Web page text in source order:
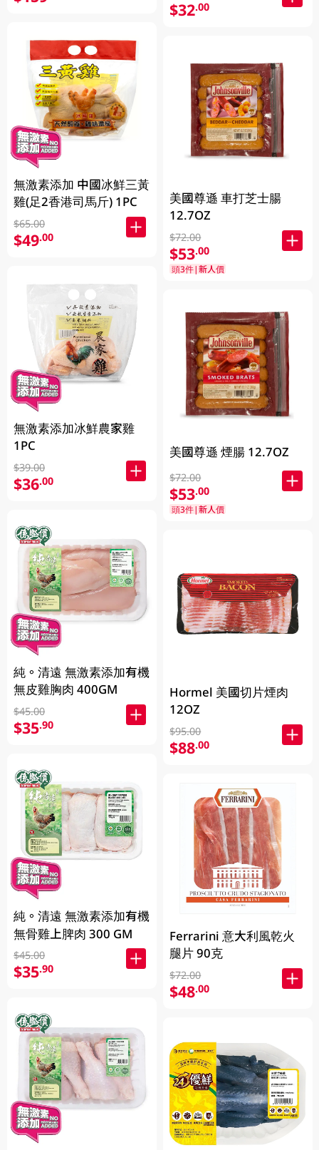
無激素添加 中國冰鮮三黃
雞(足2香港司馬斤) 1PC
$65.00
$49.00
無激素添加冰鮮農家雞
1PC
$39.00
$36.00
純。清遠 無激素添加有機
無皮雞胸肉 400GM
$45.00
$35.90
純。清遠 無激素添加有機
無骨雞上脾肉 300 GM
$45.00
$35.90
$32.00
美國尊遜 車打芝士腸
12.7OZ
$72.00
$53.00
頭3件|新人價
美國尊遜 煙腸 12.7OZ
$72.00
$53.00
頭3件|新人價
Hormel 美國切片煙肉
12OZ
$95.00
$88.00
Ferrarini 意大利風乾火
腿片 90克
$72.00
$48.00